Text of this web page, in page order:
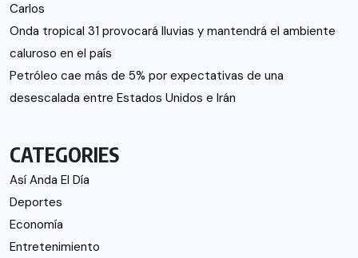
Carlos
Onda tropical 31 provocará lluvias y mantendrá el ambiente
caluroso en el país
Petróleo cae más de 5% por expectativas de una
desescalada entre Estados Unidos e Irán
CATEGORIES
Así Anda El Día
Deportes
Economía
Entretenimiento